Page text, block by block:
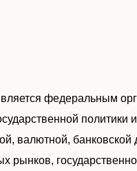
федеральным
политики
валютной, банковской
рынков,